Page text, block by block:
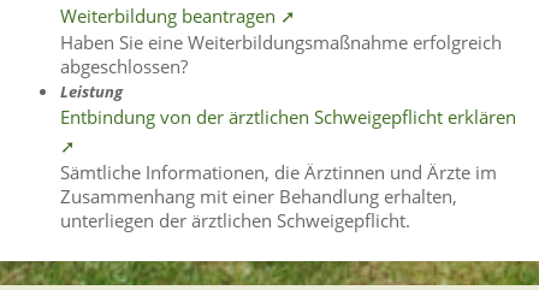
Weiterbildung beantragen ➚
Haben Sie eine Weiterbildungsmaßnahme erfolgreich
abgeschlossen?
Leistung
Entbindung von der ärztlichen Schweigepflicht erklären
➚
Sämtliche Informationen, die Ärztinnen und Ärzte im
Zusammenhang mit einer Behandlung erhalten,
unterliegen der ärztlichen Schweigepflicht.